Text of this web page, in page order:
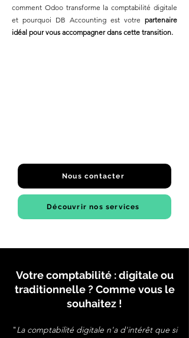
comment Odoo transforme la comptabilité digitale
et pourquoi DB Accounting est votre partenaire
idéal pour vous accompagner dans cette transition.
Nous contacter
Découvrir nos services
Votre comptabilité : digitale ou
traditionnelle ? Comme vous le
souhaitez !
"La comptabilité digitale n'a d'intérêt que si